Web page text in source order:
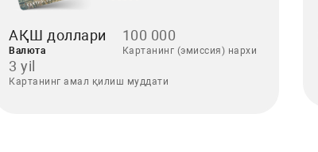
АҚШ доллари
Валюта
100 000
Картанинг (эмиссия) нархи
3 yil
Картанинг амал қилиш муддати